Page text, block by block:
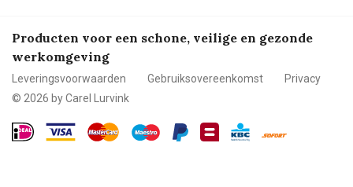
Producten voor een schone, veilige en gezonde
werkomgeving
Leveringsvoorwaarden Gebruiksovereenkomst
Privacy
© 2026 by Carel Lurvink